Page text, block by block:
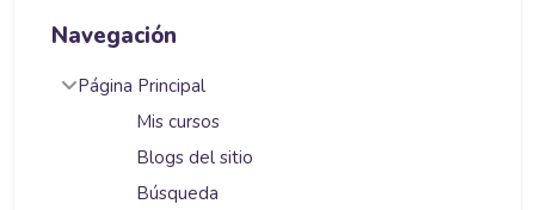
Navegación
Página Principal
Mis cursos
Blogs del sitio
Búsqueda